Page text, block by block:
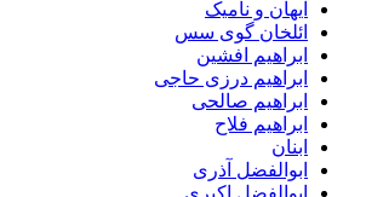
آیهان و نامیک
ائلخان گوی سس
ابراهیم افشین
ابراهیم درزی حاجی
ابراهیم صالحی
ابراهیم فلاح
ابنان
ابوالفضل آذری